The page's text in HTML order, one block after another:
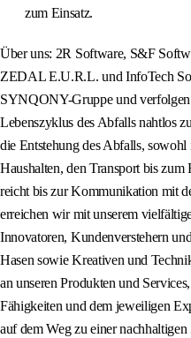
zum Einsatz.
Über uns: 2R Software, S&F
ZEDAL E.U.R.L. und InfoTech
SYNQONY-Gruppe und verfolgen
Lebenszyklus des Abfalls nahtlos
die Entstehung des Abfalls,
Haushalten, den Transport bis
reicht bis zur Kommunikation mit
erreichen wir mit unserem
Innovatoren, Kundenverstehern
Hasen sowie Kreativen und
an unseren Produkten und
Fähigkeiten und dem jeweiligen
auf dem Weg zu einer